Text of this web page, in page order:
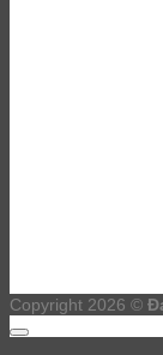
Copyright 2026 ©